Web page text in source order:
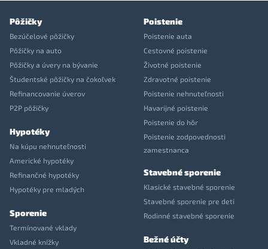
Pôžičky
Bezúčelové pôžičky
Pôžičky na auto
Pôžičky a úvery na bývanie
Študentské pôžičky na čokoľvek
Refinancovanie úverov
P2P pôžičky
Hypotéky
Na kúpu nehnuteľnosti
Americké hypotéky
Refinančné hypotéky
Hypotéky pre mladých
Sporenie
Termínované vklady
Vkladné knížky
Poistenie
Poistenie auta
Cestovné poistenie
Životné poistenie
Zdravotné poistenie
Poistenie nehnuteľnosti
Havarijné poistenie
Poistenie do hôr
Poistenie zodpovednosti
zamestnanca
Stavebné sporenie
Klasické stavebné sporenie
Stavebné sporenie pre deti
Rodinné stavebné sporenie
Bežné účty